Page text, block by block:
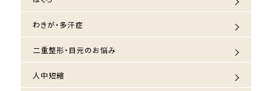
わきが・多汗症
二重整形・目元のお悩み
人中短縮